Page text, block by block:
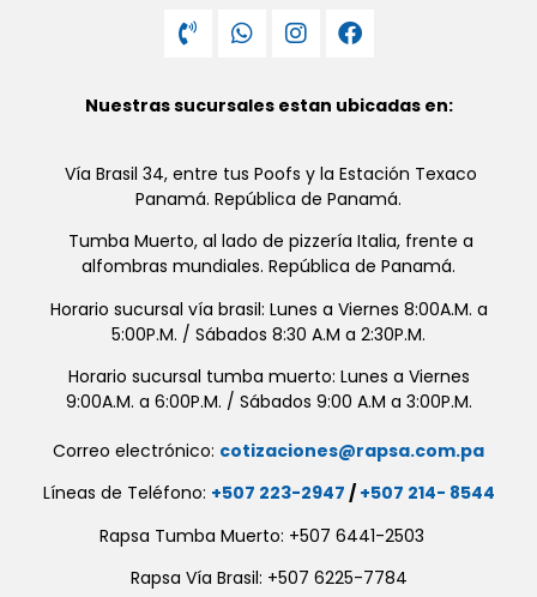
Nuestras sucursales estan ubicadas en:
Vía Brasil 34, entre tus Poofs y la Estación Texaco
Panamá. República de Panamá.
Tumba Muerto, al lado de pizzería Italia, frente a
alfombras mundiales. República de Panamá.
Horario sucursal vía brasil: Lunes a Viernes 8:00A.M. a
5:00P.M. / Sábados 8:30 A.M a 2:30P.M.
Horario sucursal tumba muerto: Lunes a Viernes
9:00A.M. a 6:00P.M. / Sábados 9:00 A.M a 3:00P.M.
Correo electrónico: cotizaciones@rapsa.com.pa
Líneas de Teléfono: +507 223-2947 / +507 214- 8544
Rapsa Tumba Muerto: +507 6441-2503
Rapsa Vía Brasil: +507 6225-7784